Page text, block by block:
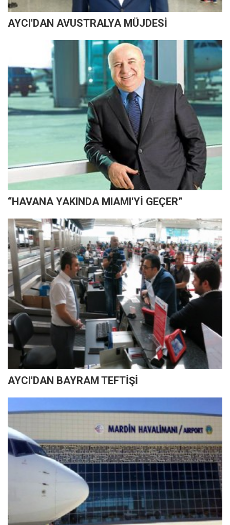
AYCI'DAN AVUSTRALYA MÜJDESİ
“HAVANA YAKINDA MIAMI'Yİ GEÇER”
AYCI'DAN BAYRAM TEFTİŞİ